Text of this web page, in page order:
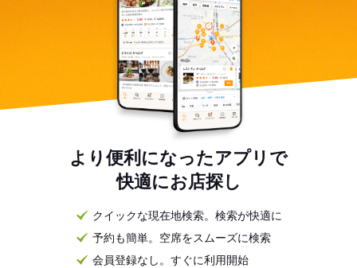
より便利になったアプリで
快適にお店探し
クイックな現在地検索。検索が快適に
予約も簡単。空席をスムーズに検索
会員登録なし。すぐに利用開始